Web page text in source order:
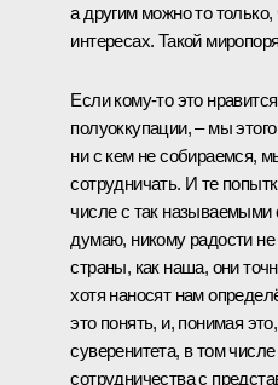
а другим можно то только,
интересах. Такой
Если кому‑то это
полуоккупации, – мы
ни с кем не собираемся,
сотрудничать. И те
числе с так называемыми
думаю, никому радости
страны, как наша, они
хотя наносят нам
это понять, и, понимая
суверенитета, в том
сотрудничества с